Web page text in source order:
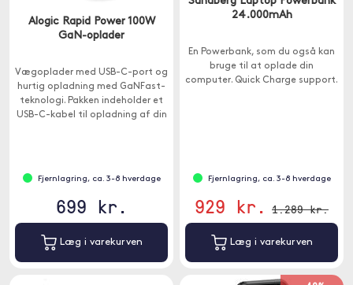
Alogic Rapid Power 100W
GaN-oplader
Vægoplader med USB-C-port og
hurtig opladning med GaNFast-
teknologi. Pakken indeholder et
USB-C-kabel til opladning af din
Fjernlagring, ca. 3-8 hverdage
699 kr.
Læg i varekurven
24.000mAh
En Powerbank, som du også kan
bruge til at oplade din
computer. Quick Charge support.
Fjernlagring, ca. 3-8 hverdage
929 kr. 1.289 kr.
Læg i varekurven